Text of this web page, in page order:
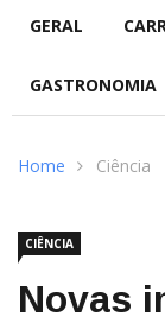
GERAL
GASTRONOMIA
Home Ciência
CIÊNCIA
Novas